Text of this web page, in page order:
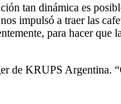
tan dinámica es
impulsó a traer las
para hacer que
de KRUPS Argentina.